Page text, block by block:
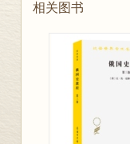
相关图书